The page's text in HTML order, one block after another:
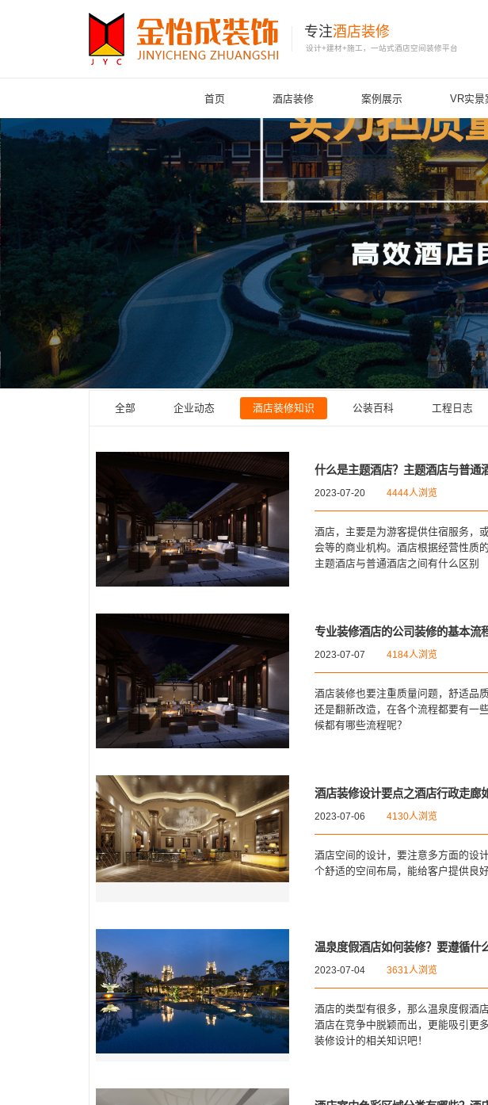
专注酒店装修
设计+建材+施工，一站式酒店空间装修平台
首页 酒店装修 案例展示 VR实景
全部 企业动态 酒店装修知识 公装百科 工程日志
什么是主题酒店？主题酒店与普通
2023-07-20 4444人浏览
酒店，主要是为游客提供住宿服务，
会等的商业机构。酒店根据经营性质
主题酒店与普通酒店之间有什么区别
专业装修酒店的公司装修的基本流
2023-07-07 4184人浏览
酒店装修也要注重质量问题，舒适品
还是翻新改造，在各个流程都要有一
候都有哪些流程呢？
酒店装修设计要点之酒店行政走廊
2023-07-06 4130人浏览
酒店空间的设计，要注意多方面的设
个舒适的空间布局，能给客户提供良
温泉度假酒店如何装修？要遵循什
2023-07-04 3631人浏览
酒店的类型有很多，那么温泉度假酒
酒店在竞争中脱颖而出，更能吸引更
装修设计的相关知识吧！